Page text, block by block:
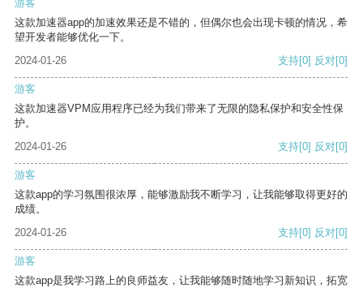
游客
这款加速器app的加速效果还是不错的，但偶尔也会出现卡顿的情况，希
望开发者能够优化一下。
2024-01-26
支持[0] 反对[0]
游客
这款加速器VPM应用程序已经为我们带来了无限的隐私保护和安全性保
护。
2024-01-26
支持[0] 反对[0]
游客
这款app的学习氛围很浓厚，能够激励我不断学习，让我能够取得更好的
成绩。
2024-01-26
支持[0] 反对[0]
游客
这款app是我学习路上的良师益友，让我能够随时随地学习新知识，拓宽